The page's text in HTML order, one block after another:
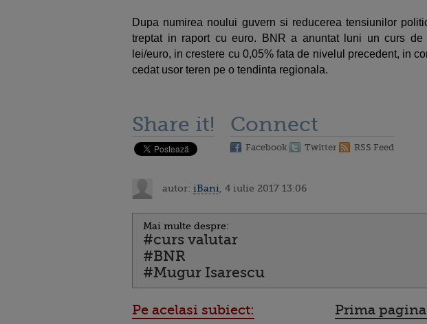
Dupa numirea noului guvern si reducerea tensiunilor
treptat in raport cu euro. BNR a anuntat luni un curs de
lei/euro, in crestere cu 0,05% fata de nivelul precedent, in
cedat usor teren pe o tendinta regionala.
Share it! Connect
Facebook Twitter RSS Feed
autor: iBani , 4 iulie 2017 13:06
Mai multe despre:
#curs valutar
#BNR
#Mugur Isarescu
Pe acelasi subiect: Prima